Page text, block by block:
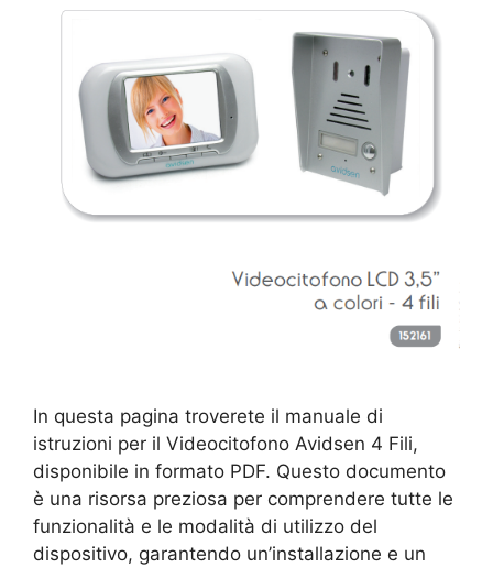
In questa pagina troverete il manuale di
istruzioni per il Videocitofono Avidsen 4 Fili,
disponibile in formato PDF. Questo documento
è una risorsa preziosa per comprendere tutte le
funzionalità e le modalità di utilizzo del
dispositivo, garantendo un’installazione e un